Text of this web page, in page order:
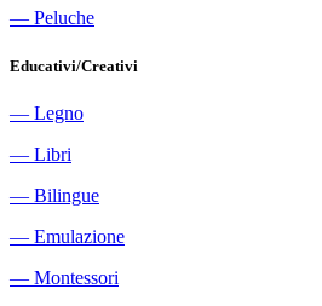
― Peluche
Educativi/Creativi
― Legno
― Libri
― Bilingue
― Emulazione
― Montessori